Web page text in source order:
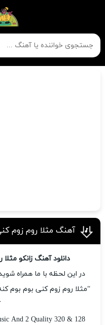
آهنگ مثلا روم زوم
دانلود آهنگ زانکو
در این لحظه با ما همراه
“مثلا روم زوم کنی بوم بوم
And 2 Quality 320 & 128